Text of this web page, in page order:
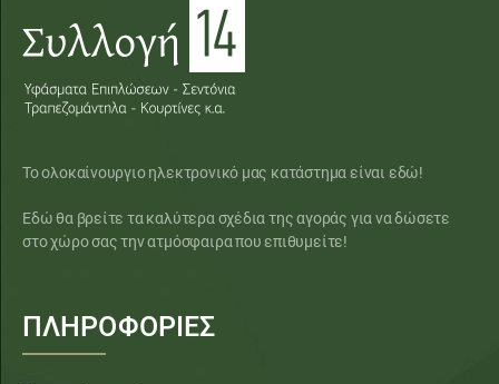
Το ολοκαίνουργιο ηλεκτρονικό μας κατάστημα είναι εδώ!
Εδώ θα βρείτε τα καλύτερα σχέδια της αγοράς για να δώσετε
στο χώρο σας την ατμόσφαιρα που επιθυμείτε!
ΠΛΗΡΟΦΟΡΙΕΣ